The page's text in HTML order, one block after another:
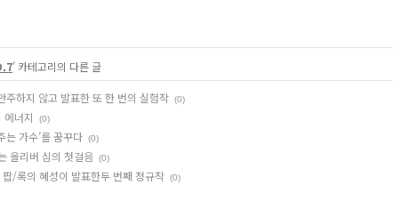
' 카테고리의 다른 글
주하지 않고 발표한 또 한 번의 실험작 (0)
너지 (0)
는 가수’를 꿈꾸다 (0)
올리버 심의 첫걸음 (0)
/록의 혜성이 발표한두 번째 정규작 (0)